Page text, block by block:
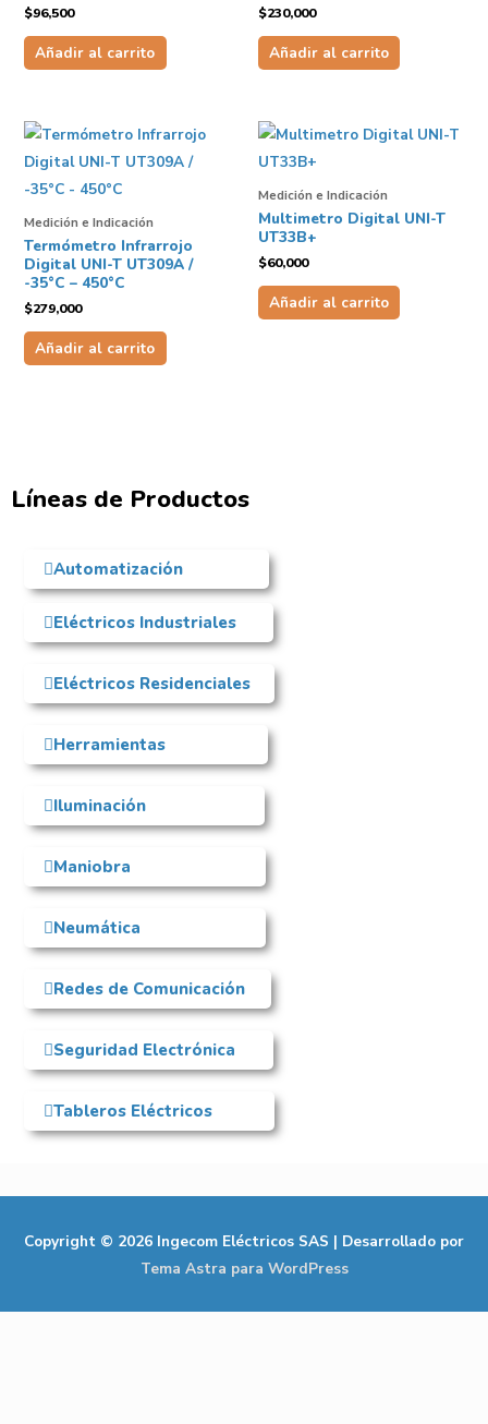
$96,500
Añadir al carrito
$230,000
Añadir al carrito
Medición e Indicación
Termómetro Infrarrojo
Digital UNI-T UT309A /
-35°C – 450°C
$279,000
Añadir al carrito
Medición e Indicación
Multimetro Digital UNI-T
UT33B+
$60,000
Añadir al carrito
Líneas de Productos
Automatización
Eléctricos Industriales
Eléctricos Residenciales
Herramientas
Iluminación
Maniobra
Neumática
Redes de Comunicación
Seguridad Electrónica
Tableros Eléctricos
Copyright © 2026 Ingecom Eléctricos SAS | Desarrollado por
Tema Astra para WordPress